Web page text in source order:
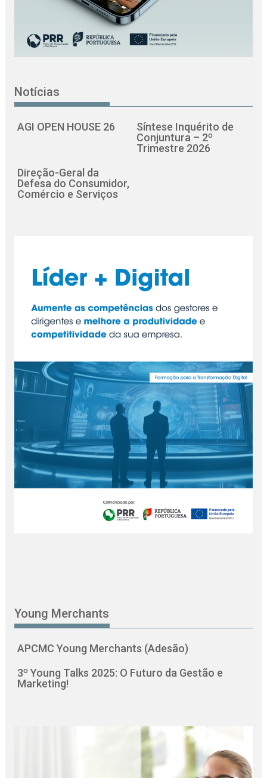
Notícias
AGI OPEN HOUSE 26
Síntese Inquérito de
Conjuntura – 2º
Trimestre 2026
Direção-Geral da
Defesa do Consumidor,
Comércio e Serviços
Young Merchants
APCMC Young Merchants (Adesão)
3º Young Talks 2025: O Futuro da Gestão e
Marketing!